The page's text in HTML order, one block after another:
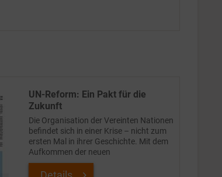
UN-Reform: Ein Pakt für die
Zukunft
Die Organisation der Vereinten Nationen
befindet sich in einer Krise – nicht zum
ersten Mal in ihrer Geschichte. Mit dem
Aufkommen der neuen
Weltmachtkonkurrenz wird der
Multilateralismus als Leitprinzip der